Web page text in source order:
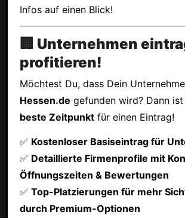
Infos auf einen Blick!
🏢 Unternehmen
profitieren!
Möchtest Du, dass Dein
Hessen.de gefunden wird? Dann ist
beste Zeitpunktfür einen Eintrag!
✅ Kostenloser Basiseintrag für
✅ Detaillierte Firmenprofile mit
Öffnungszeiten & Bewertungen
✅ Top-Platzierungen für mehr
durch Premium-Optionen